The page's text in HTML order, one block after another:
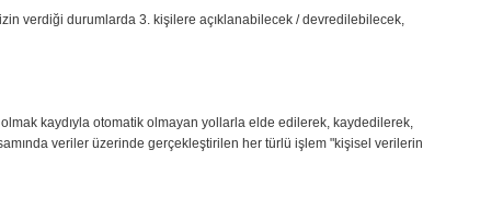
verdiği durumlarda 3. kişilere açıklanabilecek / devredilebilecek,
olmak kaydıyla otomatik olmayan yollarla elde edilerek, kaydedilerek,
veriler üzerinde gerçekleştirilen her türlü işlem "kişisel verilerin